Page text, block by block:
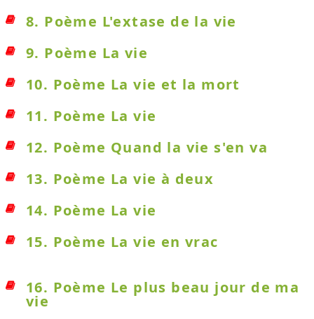
8. Poème L'extase de la vie
9. Poème La vie
10. Poème La vie et la mort
11. Poème La vie
12. Poème Quand la vie s'en va
13. Poème La vie à deux
14. Poème La vie
15. Poème La vie en vrac
16. Poème Le plus beau jour de ma
vie